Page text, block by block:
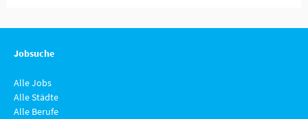
Jobsuche
Alle Jobs
Alle Städte
Alle Berufe